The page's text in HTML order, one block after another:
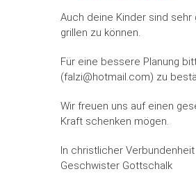
Auch deine Kinder sind
grillen zu können.
Für eine bessere Planung
(falzi@hotmail.com) zu
Wir freuen uns auf einen
Kraft schenken mögen.
In christlicher Verbundenheit
Geschwister Gottschalk